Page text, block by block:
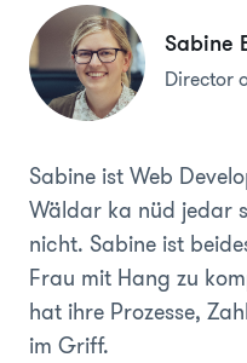
Sabine
Director
Sabine ist Web
Wäldar ka nüd jedar
nicht. Sabine ist
Frau mit Hang zu
hat ihre Prozesse,
im Griff.